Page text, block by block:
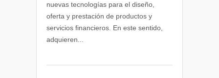
y
qué
papel
nuevas tecnologías para el diseño,
oferta y prestación de productos y
servicios financieros. En este sentido,
adquieren...